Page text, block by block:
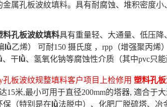
属孔板波紋填料。具有耐腐蚀、堆积密度
料孔板波紋填料具有重量轻、大通量、低压
lǜ乙烯） 可耐150 摄氏度 ，rpp（增强聚丙烯
、干 lǜ、氢氧化钠等腐蚀性介质（其中pvc只
孔板波纹规整填料客户项目上检修用 塑料孔
15米,最小可用于直径200mm的塔器, 適合于
保（特别是在 lǜ法脱中）、化肥厂脱硫塔、